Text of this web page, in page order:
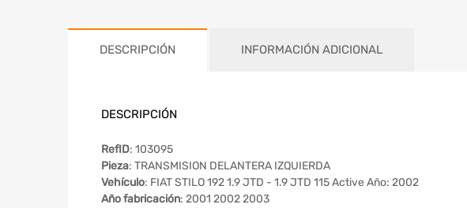
DESCRIPCIÓN INFORMACIÓN ADICIONAL
DESCRIPCIÓN
RefID: 103095
Pieza: TRANSMISION DELANTERA IZQUIERDA
Vehículo: FIAT STILO 192 1.9 JTD - 1.9 JTD 115 Active Año: 2002
Año fabricación: 2001 2002 2003